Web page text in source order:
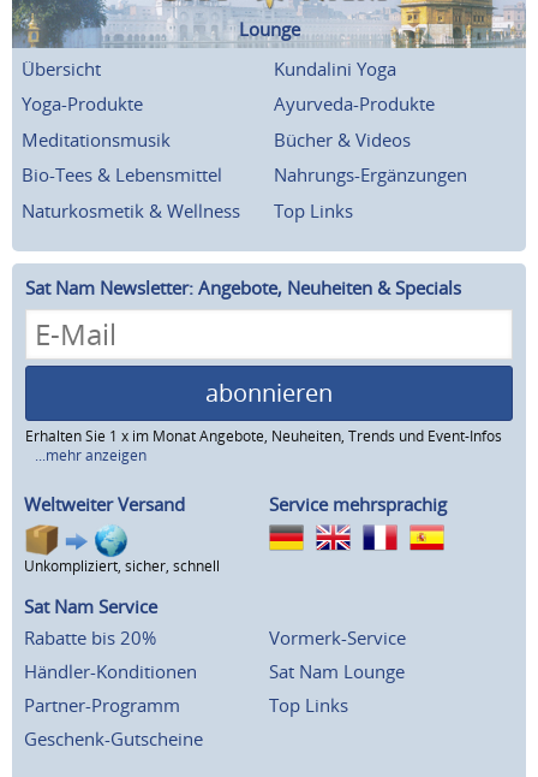
Lounge
Übersicht
Kundalini Yoga
Yoga-Produkte
Ayurveda-Produkte
Meditationsmusik
Bücher & Videos
Bio-Tees & Lebensmittel
Nahrungs-Ergänzungen
Naturkosmetik & Wellness
Top Links
Sat Nam Newsletter: Angebote, Neuheiten & Specials
abonnieren
Erhalten Sie 1 x im Monat Angebote, Neuheiten, Trends und Event-Infos
...mehr anzeigen
Weltweiter Versand
Unkompliziert, sicher, schnell
Service mehrsprachig
Sat Nam Service
Rabatte bis 20%
Händler-Konditionen
Partner-Programm
Geschenk-Gutscheine
Vormerk-Service
Sat Nam Lounge
Top Links